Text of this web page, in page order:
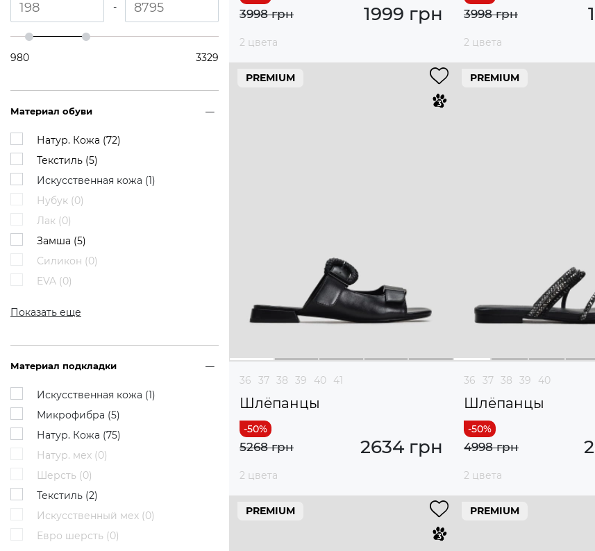
-
980 3329
Материал обуви
Натур. Кожа (72)
Текстиль (5)
Искусственная кожа (1)
Нубук (0)
Лак (0)
Замша (5)
Силикон (0)
EVA (0)
Показать еще
Материал подкладки
Искусственная кожа (1)
Микрофибра (5)
Натур. Кожа (75)
Натур. мех (0)
Шерсть (0)
Текстиль (2)
Искусственный мех (0)
Евро шерсть (0)
1999 грн
3998 грн
2 цвета
3998 грн
2 цвета
PREMIUM
36 37 38 39 40 41
Шлёпанцы
2634 грн
5268 грн
2 цвета
PREMIUM
36 37 38 39 40
Шлёпанцы
4998 грн
2 цвета
PREMIUM PREMIUM